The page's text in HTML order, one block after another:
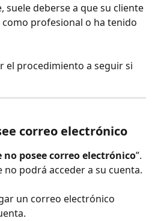
suele deberse a que su cliente
profesional o ha tenido
el procedimiento a seguir si
correo electrónico
no posee correo electrónico”.
no podrá acceder a su cuenta.
un correo electrónico